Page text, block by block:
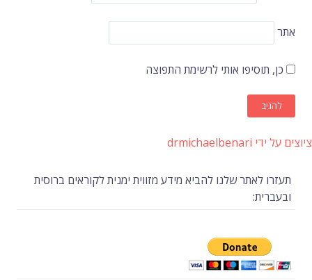
אתר
כן, תוסיפו אותי לרשימת התפוצה
ציוצים על ידי drmichaelbenari
תעזרו לאתר שלנו להביא מידע מזווית ימנית לקוראים ברוסית
ובעברית: